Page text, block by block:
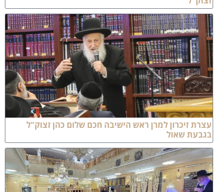
זיכרון למרן ראש הישיבה חכם שלום כהן זצוק"ל
שאול